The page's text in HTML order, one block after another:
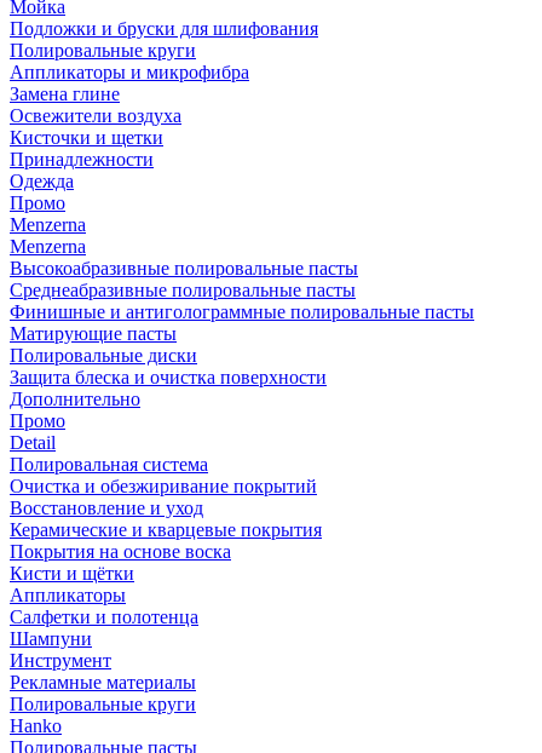
Мойка
Подложки и бруски для шлифования
Полировальные круги
Аппликаторы и микрофибра
Замена глине
Освежители воздуха
Кисточки и щетки
Принадлежности
Одежда
Промо
Menzerna
Menzerna
Высокоабразивные полировальные пасты
Среднеабразивные полировальные пасты
Финишные и антиголограммные полировальные пасты
Матирующие пасты
Полировальные диски
Защита блеска и очистка поверхности
Дополнительно
Промо
Detail
Полировальная система
Очистка и обезжиривание покрытий
Восстановление и уход
Керамические и кварцевые покрытия
Покрытия на основе воска
Кисти и щётки
Аппликаторы
Салфетки и полотенца
Шампуни
Инструмент
Рекламные материалы
Полировальные круги
Hanko
Полировальные пасты